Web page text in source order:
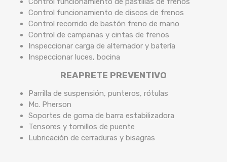
Control funcionamiento de discos de frenos
Control recorrido de bastón freno de mano
Control de campanas y cintas de frenos
Inspeccionar carga de alternador y batería
Inspeccionar luces, bocina
REAPRETE PREVENTIVO
Parrilla de suspensión, punteros, rótulas
Mc. Pherson
Soportes de goma de barra estabilizadora
Tensores y tornillos de puente
Lubricación de cerraduras y bisagras